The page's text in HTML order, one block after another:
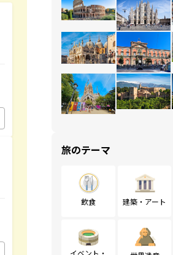
旅のテーマ
飲食 建築・アート
イベント・